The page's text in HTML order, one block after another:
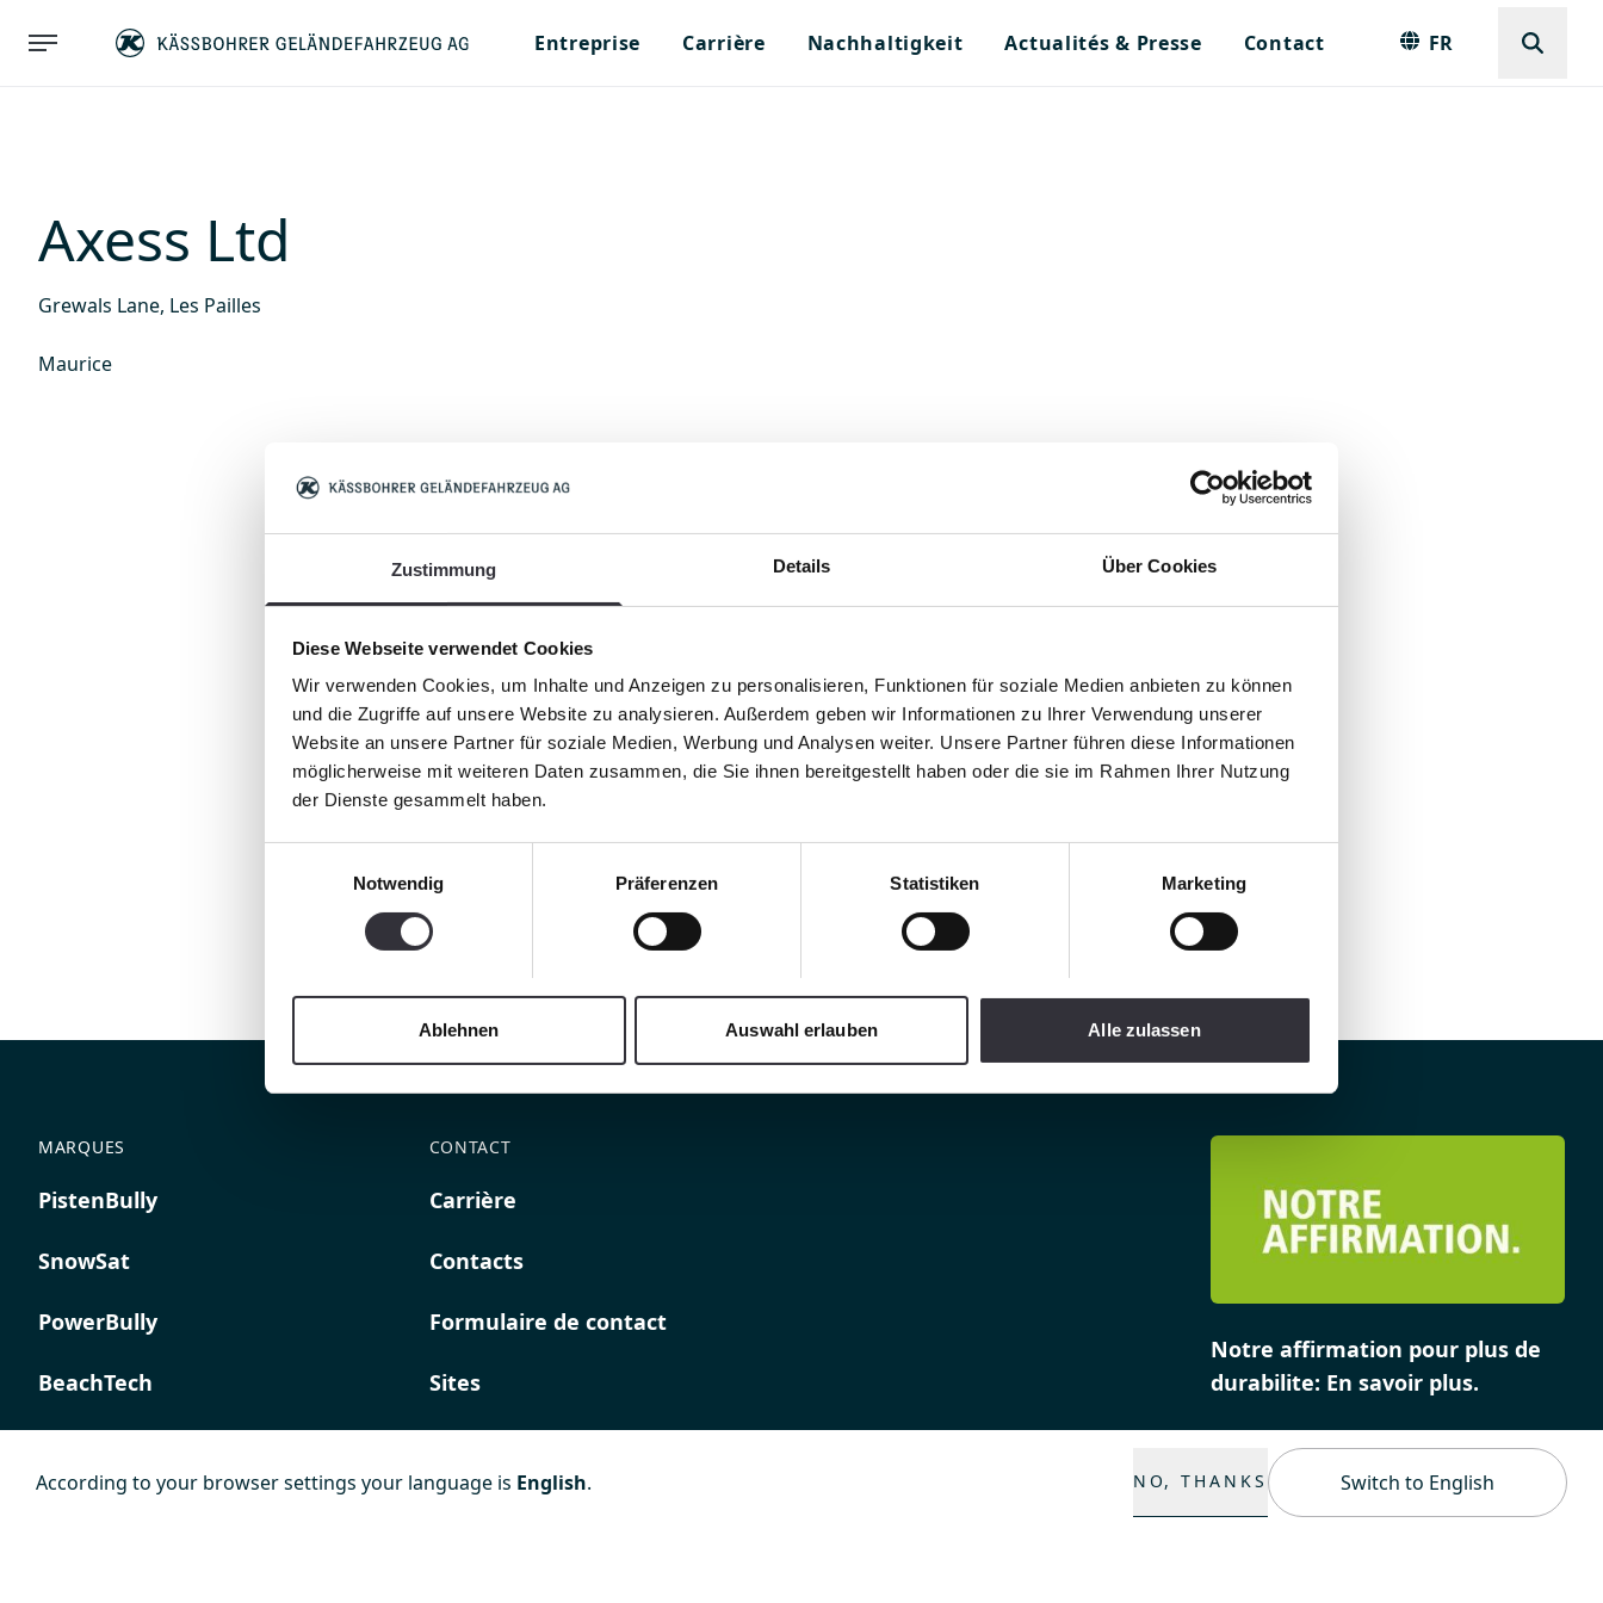
Zustimmung Details Über Cookies
Diese Webseite verwendet Cookies
Wir verwenden Cookies, um Inhalte und Anzeigen zu personalisieren, Funktionen für soziale Medien anbieten zu können
und die Zugriffe auf unsere Website zu analysieren. Außerdem geben wir Informationen zu Ihrer Verwendung unserer
Website an unsere Partner für soziale Medien, Werbung und Analysen weiter. Unsere Partner führen diese Informationen
möglicherweise mit weiteren Daten zusammen, die Sie ihnen bereitgestellt haben oder die sie im Rahmen Ihrer Nutzung
der Dienste gesammelt haben.
Notwendig
Präferenzen Statistiken Marketing
Ablehnen Auswahl erlauben Alle zulassen
Entreprise Carrière Nachhaltigkeit Actualités & Presse Contact FR
Axess Ltd
Grewals Lane, Les Pailles
Maurice
MARQUES
PistenBully
SnowSat
PowerBully
BeachTech
K COMPOSITES
CONTACT
Carrière
Contacts
Formulaire de contact
Sites
Notre affirmation pour plus de
durabilite: En savoir plus.
According to your browser settings your language is English. NO, THANKS Switch to English